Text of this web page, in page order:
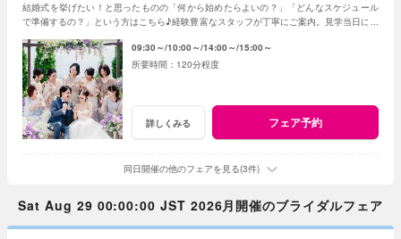
結婚式を挙げたい！と思ったものの「何から始めたらよいの？」「どんなスケジュール
で準備するの？」という方はこちら♪経験豊富なスタッフが丁寧にご案内。見学当日に契
09:30～ 10:00～ 14:00～ 15:00～
120分程度
詳しくみる フェア予約
同日開催の他のフェアを見る(3件)
Sat Aug 29 00:00:00 JST 2026月開催のブライダルフェア